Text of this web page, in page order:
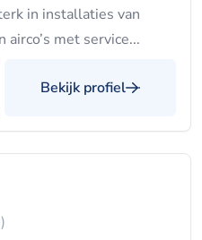
in installaties van
airco’s met service...
Bekijk profiel